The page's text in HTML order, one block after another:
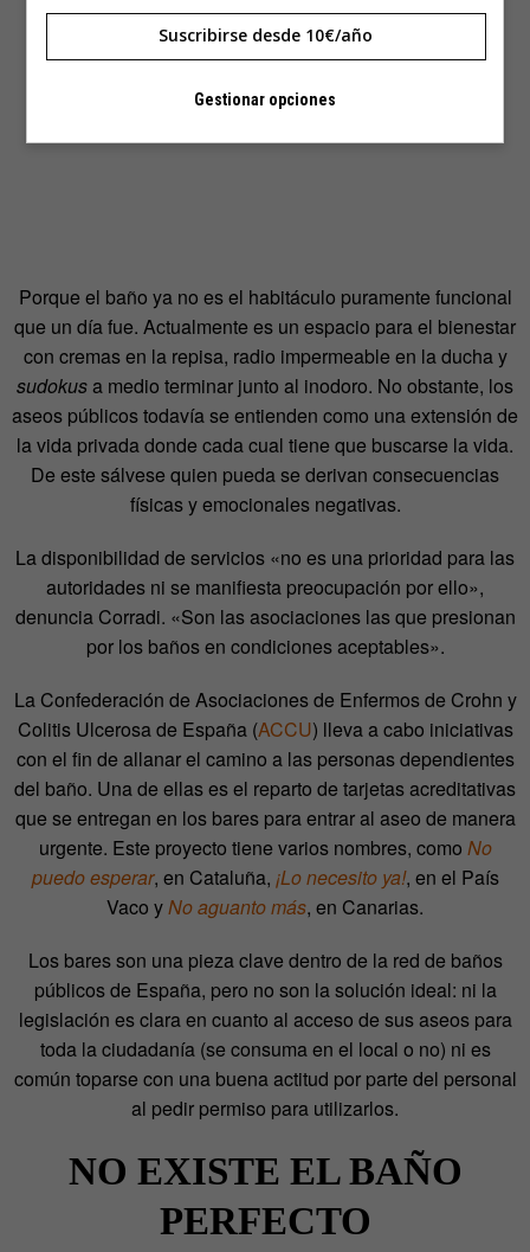
Porque el baño ya no es el habitáculo puramente funcional
que un día fue. Actualmente es un espacio para el bienestar
con cremas en la repisa, radio impermeable en la ducha y
sudokusa medio terminar junto al inodoro. No obstante, los
aseos públicos todavía se entienden como una extensión de
la vida privada donde cada cual tiene que buscarse la vida.
De este sálvese quien pueda se derivan consecuencias
físicas y emocionales negativas.
La disponibilidad de servicios «no es una prioridad para las
autoridades ni se manifiesta preocupación por ello»,
denuncia Corradi. «Son las asociaciones las que presionan
por los baños en condiciones aceptables».
La Confederación de Asociaciones de Enfermos de Crohn y
Colitis Ulcerosa de España (ACCU) lleva a cabo iniciativas
con el fin de allanar el camino a las personas dependientes
del baño. Una de ellas es el reparto de tarjetas acreditativas
que se entregan en los bares para entrar al aseo de manera
urgente. Este proyecto tiene varios nombres, como No
puedo esperar, en Cataluña, ¡Lo necesito ya!, en el País
Vaco yNo aguanto más, en Canarias.
Los bares son una pieza clave dentro de la red de baños
públicos de España, pero no son la solución ideal: ni la
legislación es clara en cuanto al acceso de sus aseos para
toda la ciudadanía (se consuma en el local o no) ni es
común toparse con una buena actitud por parte del personal
al pedir permiso para utilizarlos.
NO EXISTE EL BAÑO
PERFECTO
Suscribirse desde 10€/año
Gestionar opciones